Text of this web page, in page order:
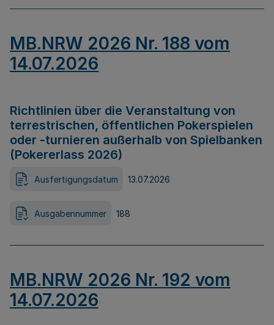
MB.NRW 2026 Nr. 188 vom
14.07.2026
Richtlinien über die Veranstaltung von
terrestrischen, öffentlichen Pokerspielen
oder -turnieren außerhalb von Spielbanken
(Pokererlass 2026)
Ausfertigungsdatum 13.07.2026
Ausgabennummer 188
MB.NRW 2026 Nr. 192 vom
14.07.2026